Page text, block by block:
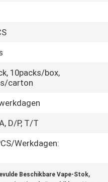
10packs/box,
carton
D/P, T/T
Werkdagen:
Beschikbare Vape-Stok,